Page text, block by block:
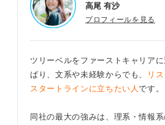
高尾 有沙
プロフィールを見る
ツリーベルをファーストキャリア
ばり、文系や未経験からでも、
リ
スタートラインに立ちたい人です。
同社の最大の強みは、理系・情報